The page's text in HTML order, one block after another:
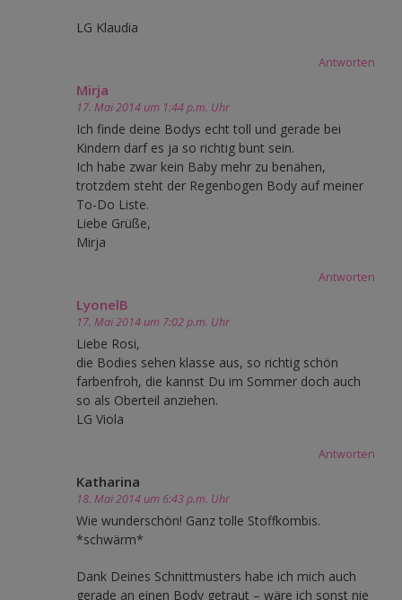
LG Klaudia
Antworten
Mirja
17. Mai 2014 um 1:44 p.m. Uhr
Ich finde deine Bodys echt toll und gerade bei
Kindern darf es ja so richtig bunt sein.
Ich habe zwar kein Baby mehr zu benähen,
trotzdem steht der Regenbogen Body auf meiner
To-Do Liste.
Liebe Grüße,
Mirja
Antworten
LyonelB
17. Mai 2014 um 7:02 p.m. Uhr
Liebe Rosi,
die Bodies sehen klasse aus, so richtig schön
farbenfroh, die kannst Du im Sommer doch auch
so als Oberteil anziehen.
LG Viola
Antworten
Katharina
18. Mai 2014 um 6:43 p.m. Uhr
Wie wunderschön! Ganz tolle Stoffkombis.
*schwärm*
Dank Deines Schnittmusters habe ich mich auch
gerade an einen Body getraut – wäre ich sonst nie